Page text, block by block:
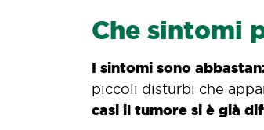
Che sintomi
I sintomi sono
piccoli disturbi che
casi il tumore si è già